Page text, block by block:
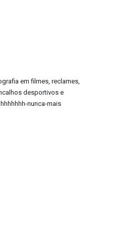
em filmes, reclames,
desportivos e
nunca-mais